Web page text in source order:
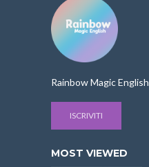
Rainbow Magic English
ISCRIVITI
MOST VIEWED